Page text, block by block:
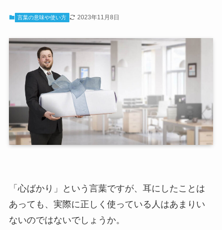
言葉の意味や使い方 2023年11月8日
「心ばかり」という言葉ですが、耳にしたことは
あっても、実際に正しく使っている人はあまりい
ないのではないでしょうか。